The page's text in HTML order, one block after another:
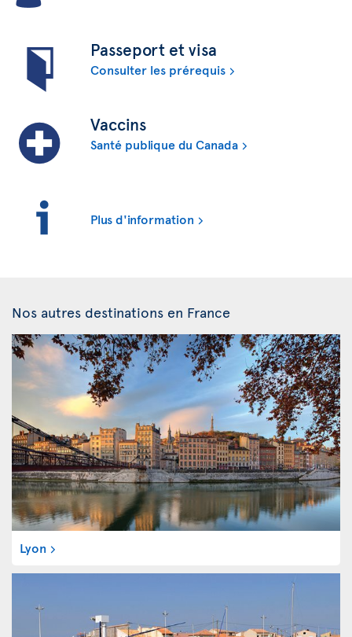
Passeport et visa
Consulter les prérequis
Vaccins
Santé publique du Canada
Plus d'information
Nos autres destinations en France
Lyon